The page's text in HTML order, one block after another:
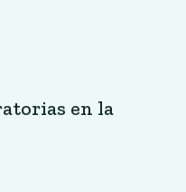
en la